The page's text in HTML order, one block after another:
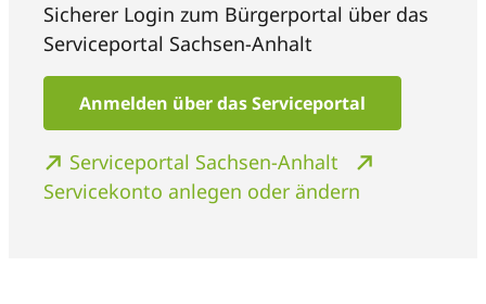
Sicherer Login zum Bürgerportal über das
Serviceportal Sachsen-Anhalt
Anmelden über das Serviceportal
Serviceportal Sachsen-Anhalt
Servicekonto anlegen oder ändern